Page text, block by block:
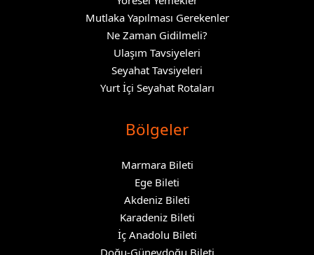
Mutlaka Yapılması Gerekenler
Ne Zaman Gidilmeli?
Ulaşım Tavsiyeleri
Seyahat Tavsiyeleri
Yurt İçi Seyahat Rotaları
Bölgeler
Marmara Bileti
Ege Bileti
Akdeniz Bileti
Karadeniz Bileti
İç Anadolu Bileti